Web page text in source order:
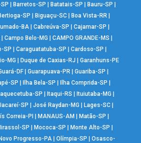
Barretos-SP Batatais-SP Bauru-SP
SP Biguaçu-SC Boa Vista-RR
BA| Cabreúva-SP Cajamar-SP
|Campo Belo-MG |CAMPO GRANDE-MS
SP
Caraguatatuba-SP Cardoso-SP
MG Duque de Caxias-RJ
Garanhuns-PE
DF| Guarapuava-PR| Guariba-SP
SP Ilha Bela-SP Ilha Comprida-SP
SP Itaqui-RS Ituiutaba-MG
SP José Raydan-MG Lages-SC|
Correia-PI MANAUS-AM Matão-SP
SP Mococa-SP Monte Alto-SP
Novo Progresso-PA |Olímpia-SP |Osasco-